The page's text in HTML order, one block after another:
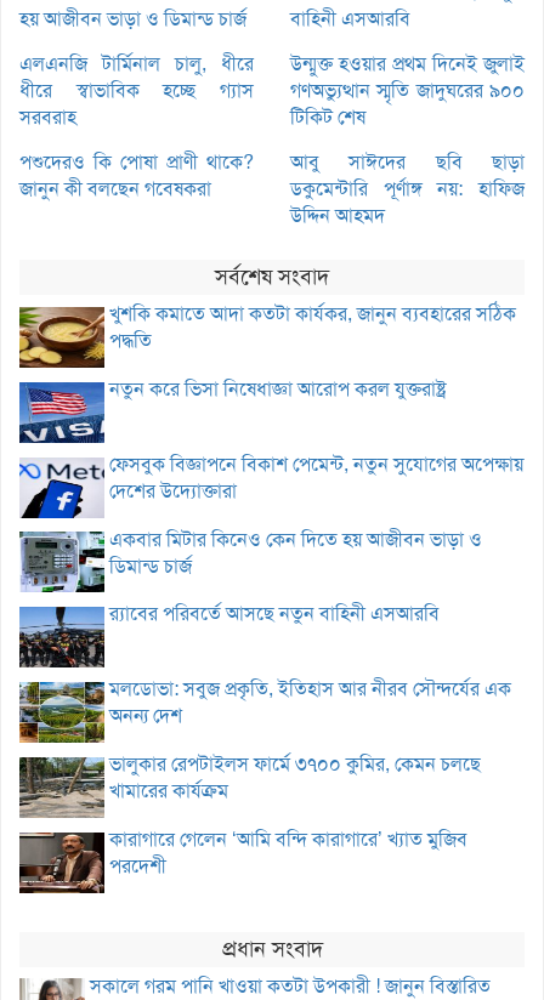
হয় আজীবন ভাড়া ও ডিমান্ড চার্জ
বাহিনী এসআরবি
এলএনজি টার্মিনাল চালু, ধীরে
ধীরে স্বাভাবিক হচ্ছে গ্যাস
সরবরাহ
উন্মুক্ত হওয়ার প্রথম দিনেই জুলাই
গণঅভ্যুত্থান স্মৃতি জাদুঘরের ৯০০
টিকিট শেষ
পশুদেরও কি পোষা প্রাণী থাকে?
জানুন কী বলছেন গবেষকরা
আবু সাঈদের ছবি ছাড়া
ডকুমেন্টারি পূর্ণাঙ্গ নয়: হাফিজ
উদ্দিন আহমদ
সর্বশেষ সংবাদ
খুশকি কমাতে আদা কতটা কার্যকর, জানুন ব্যবহারের সঠিক
পদ্ধতি
নতুন করে ভিসা নিষেধাজ্ঞা আরোপ করল যুক্তরাষ্ট্র
ফেসবুক বিজ্ঞাপনে বিকাশ পেমেন্ট, নতুন সুযোগের অপেক্ষায়
দেশের উদ্যোক্তারা
একবার মিটার কিনেও কেন দিতে হয় আজীবন ভাড়া ও
ডিমান্ড চার্জ
র‌্যাবের পরিবর্তে আসছে নতুন বাহিনী এসআরবি
মলডোভা: সবুজ প্রকৃতি, ইতিহাস আর নীরব সৌন্দর্যের এক
অনন্য দেশ
ভালুকার রেপটাইলস ফার্মে ৩৭০০ কুমির, কেমন চলছে
খামারের কার্যক্রম
কারাগারে গেলেন ‘আমি বন্দি কারাগারে’ খ্যাত মুজিব
পরদেশী
প্রধান সংবাদ
সকালে গরম পানি খাওয়া কতটা উপকারী ! জানুন বিস্তারিত